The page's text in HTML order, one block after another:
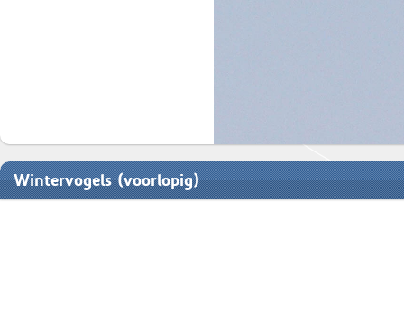
Wintervogels (voorlopig)